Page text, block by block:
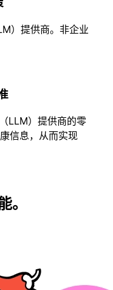
）提供商。非企业
LLM）提供商的零
信息，从而实现
。